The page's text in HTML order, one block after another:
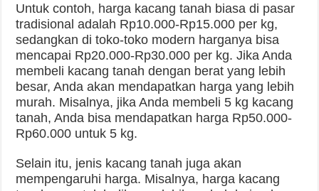
Untuk contoh, harga kacang tanah biasa di pasar
tradisional adalah Rp10.000-Rp15.000 per kg,
sedangkan di toko-toko modern harganya bisa
mencapai Rp20.000-Rp30.000 per kg. Jika Anda
membeli kacang tanah dengan berat yang lebih
besar, Anda akan mendapatkan harga yang lebih
murah. Misalnya, jika Anda membeli 5 kg kacang
tanah, Anda bisa mendapatkan harga Rp50.000-
Rp60.000 untuk 5 kg.
Selain itu, jenis kacang tanah juga akan
mempengaruhi harga. Misalnya, harga kacang